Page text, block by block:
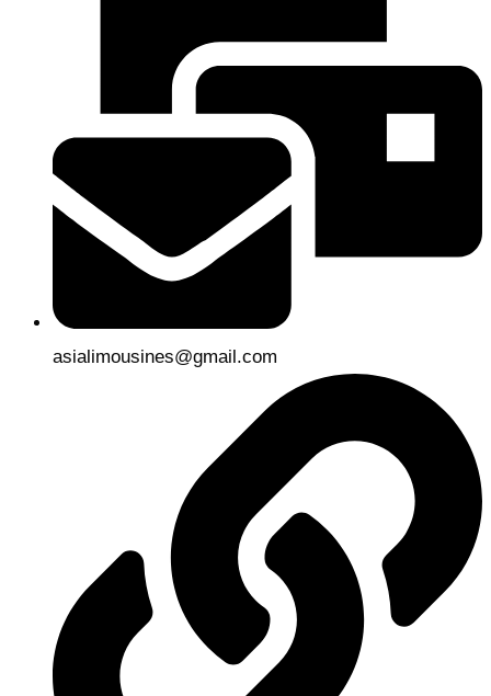
asialimousines@gmail.com